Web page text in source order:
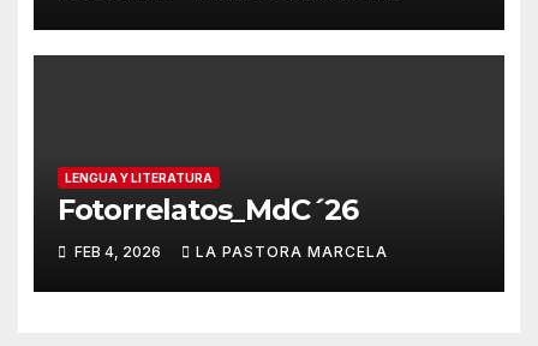
LENGUA Y LITERATURA
Fotorrelatos_MdC´26
FEB 4, 2026 LA PASTORA MARCELA